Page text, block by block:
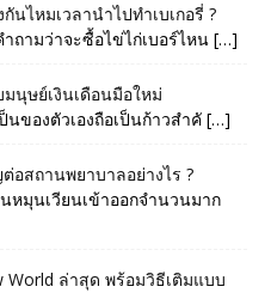
นไหมเวลานำไปทำเบเกอรี่ ?
ามว่าจะซื้อไข่ไก่เบอร์ไหน […]
นุษย์เงินเดือนมือใหม่
นของตัวเองถือเป็นก้าวสำคั […]
อสถานพยาบาลอย่างไร ?
มุนเวียนเข้าออกจำนวนมาก
World ล่าสุด พร้อมวิธีเติมแบบ